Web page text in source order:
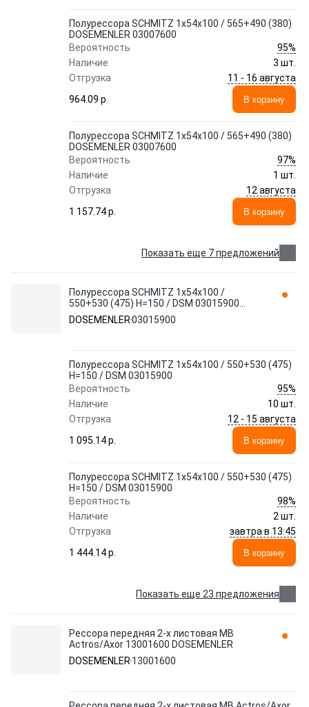
Полурессора SCHMITZ 1x54x100 / 565+490 (380)
DOSEMENLER 03007600
Вероятность
95%
Наличие
3 шт.
Отгрузка
11 - 16 августа
964.09 p.
В корзину
Полурессора SCHMITZ 1x54x100 / 565+490 (380)
DOSEMENLER 03007600
Вероятность
97%
Наличие
1 шт.
Отгрузка
12 августа
1 157.74 p.
В корзину
Показать еще 7 предложений
Полурессора SCHMITZ 1x54x100 /
550+530 (475) H=150 / DSM 03015900
DOSEMENLER
DOSEMENLER03015900
Полурессора SCHMITZ 1x54x100 / 550+530 (475)
H=150 / DSM 03015900
Вероятность
95%
Наличие
10 шт.
Отгрузка
12 - 15 августа
1 095.14 p.
В корзину
Полурессора SCHMITZ 1x54x100 / 550+530 (475)
H=150 / DSM 03015900
Вероятность
98%
Наличие
2 шт.
Отгрузка
завтра в 13:45
1 444.14 p.
В корзину
Показать еще 23 предложения
Рессора передняя 2-х листовая MB
Actros/Axor 13001600 DOSEMENLER
DOSEMENLER 13001600